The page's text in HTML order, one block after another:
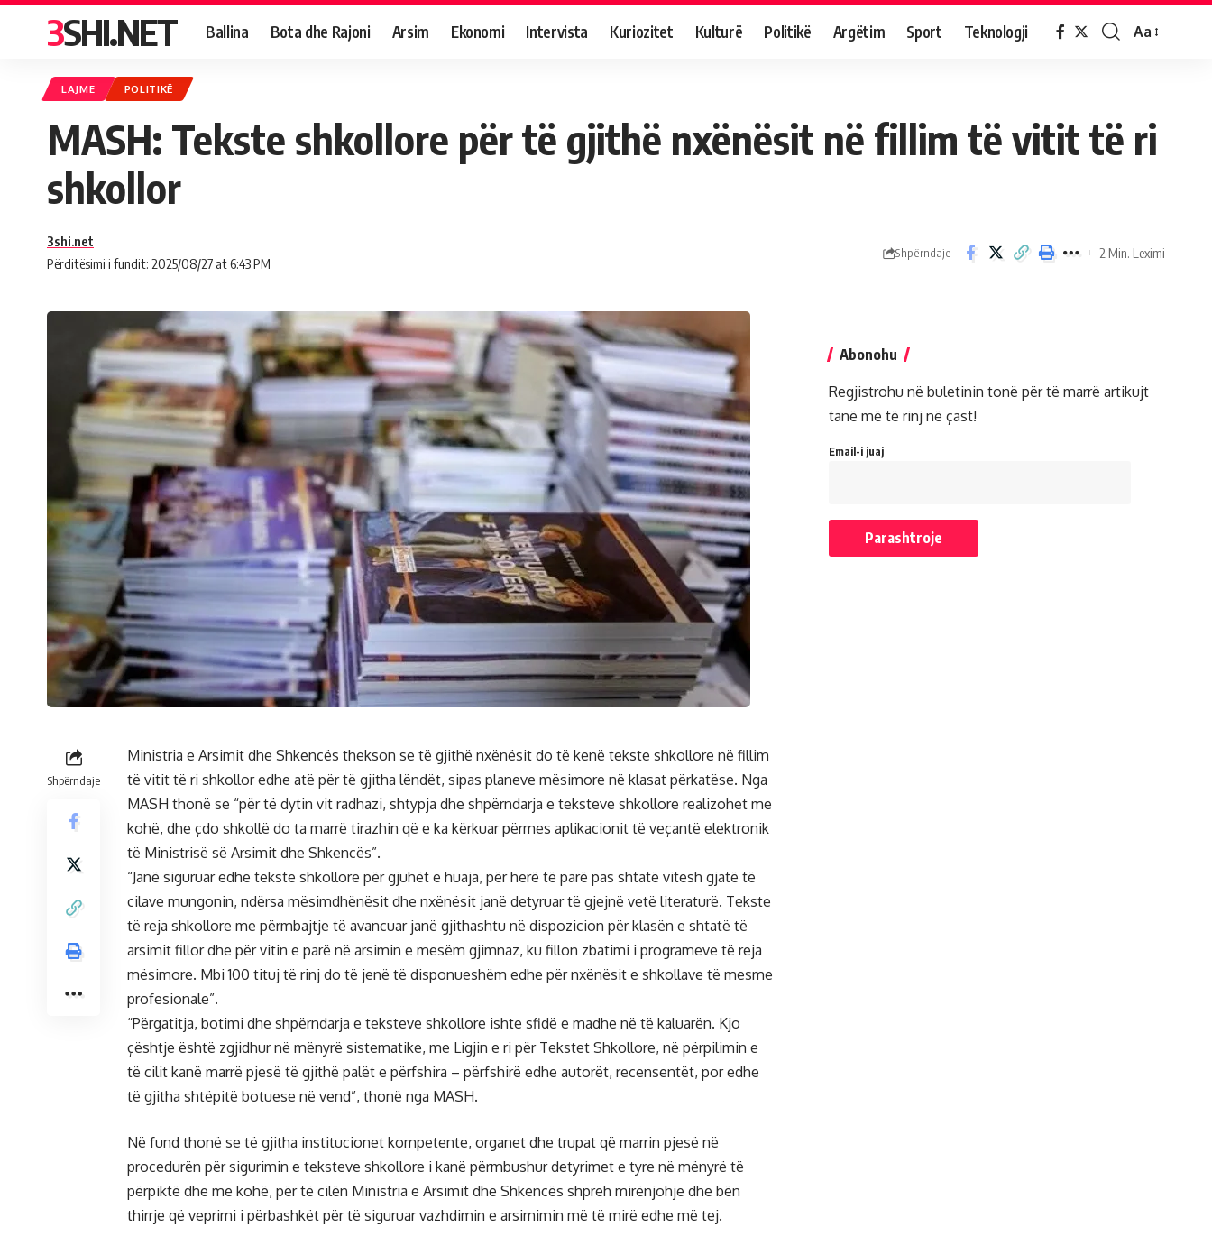
3SHI.NET Ballina Bota dhe Rajoni Arsim Ekonomi Intervista Kuriozitet Kulturë Politikë Argëtim Sport Teknologji Aa
LAJME POLITIKË
MASH: Tekste shkollore për të gjithë nxënësit në fillim të vitit të ri
shkollor
Përditësimi i fundit: 2025/08/27 at 6:43 PM
3shi.net
Shpërndaje 2 Min. Leximi
Shpërndaje
Ministria e Arsimit dhe Shkencës thekson se të gjithë nxënësit do të kenë tekste shkollore në fillim
të vitit të ri shkollor edhe atë për të gjitha lëndët, sipas planeve mësimore në klasat përkatëse. Nga
MASH thonë se “për të dytin vit radhazi, shtypja dhe shpërndarja e teksteve shkollore realizohet me
kohë, dhe çdo shkollë do ta marrë tirazhin që e ka kërkuar përmes aplikacionit të veçantë elektronik
të Ministrisë së Arsimit dhe Shkencës”.
“Janë siguruar edhe tekste shkollore për gjuhët e huaja, për herë të parë pas shtatë vitesh gjatë të
cilave mungonin, ndërsa mësimdhënësit dhe nxënësit janë detyruar të gjejnë vetë literaturë. Tekste
të reja shkollore me përmbajtje të avancuar janë gjithashtu në dispozicion për klasën e shtatë të
arsimit fillor dhe për vitin e parë në arsimin e mesëm gjimnaz, ku fillon zbatimi i programeve të reja
mësimore. Mbi 100 tituj të rinj do të jenë të disponueshëm edhe për nxënësit e shkollave të mesme
profesionale”.
“Përgatitja, botimi dhe shpërndarja e teksteve shkollore ishte sfidë e madhe në të kaluarën. Kjo
çështje është zgjidhur në mënyrë sistematike, me Ligjin e ri për Tekstet Shkollore, në përpilimin e
të cilit kanë marrë pjesë të gjithë palët e përfshira – përfshirë edhe autorët, recensentët, por edhe
të gjitha shtëpitë botuese në vend”, thonë nga MASH.
Në fund thonë se të gjitha institucionet kompetente, organet dhe trupat që marrin pjesë në
procedurën për sigurimin e teksteve shkollore i kanë përmbushur detyrimet e tyre në mënyrë të
përpiktë dhe me kohë, për të cilën Ministria e Arsimit dhe Shkencës shpreh mirënjohje dhe bën
thirrje që veprimi i përbashkët për të siguruar vazhdimin e arsimimin më të mirë edhe më tej.
Abonohu
Regjistrohu në buletinin tonë për të marrë artikujt
tanë më të rinj në çast!
Email-i juaj